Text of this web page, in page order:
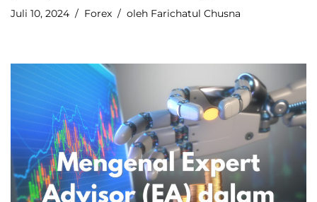
Juli 10, 2024 Forex oleh Farichatul Chusna